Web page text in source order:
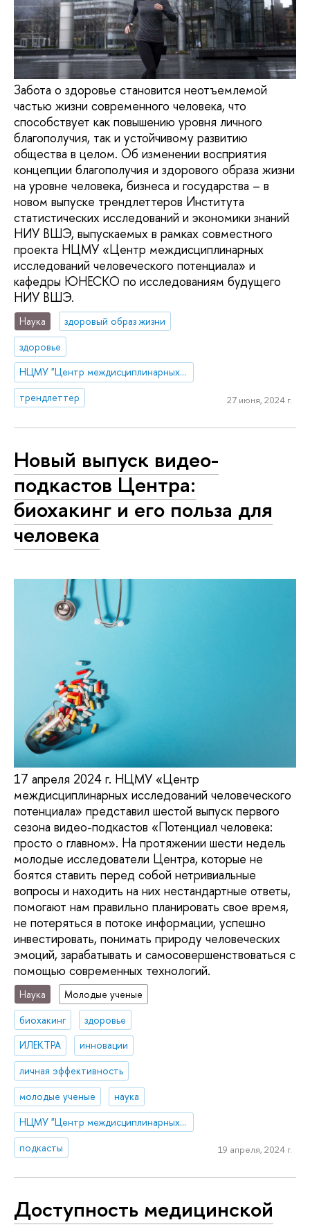
Забота о здоровье становится неотъемлемой
частью жизни современного человека, что
способствует как повышению уровня личного
благополучия, так и устойчивому развитию
общества в целом. Об изменении восприятия
концепции благополучия и здорового образа жизни
на уровне человека, бизнеса и государства – в
новом выпуске трендлеттеров Института
статистических исследований и экономики знаний
НИУ ВШЭ, выпускаемых в рамках совместного
проекта НЦМУ «Центр междисциплинарных
исследований человеческого потенциала» и
кафедры ЮНЕСКО по исследованиям будущего
НИУ ВШЭ.
Наука
здоровый образ жизни
здоровье
НЦМУ "Центр междисциплинарных исследований человеческого потенциала"
трендлеттер
27 июня, 2024 г.
Новый выпуск видео-
подкастов Центра:
биохакинг и его польза для
человека
17 апреля 2024 г. НЦМУ «Центр
междисциплинарных исследований человеческого
потенциала» представил шестой выпуск первого
сезона видео-подкастов «Потенциал человека:
просто о главном». На протяжении шести недель
молодые исследователи Центра, которые не
боятся ставить перед собой нетривиальные
вопросы и находить на них нестандартные ответы,
помогают нам правильно планировать свое время,
не потеряться в потоке информации, успешно
инвестировать, понимать природу человеческих
эмоций, зарабатывать и самосовершенствоваться с
помощью современных технологий.
Наука
Молодые ученые
биохакинг
здоровье
ИЛЕКТРА
инновации
личная эффективность
молодые ученые
наука
НЦМУ "Центр междисциплинарных исследований человеческого потенциала"
подкасты
19 апреля, 2024 г.
Доступность медицинской